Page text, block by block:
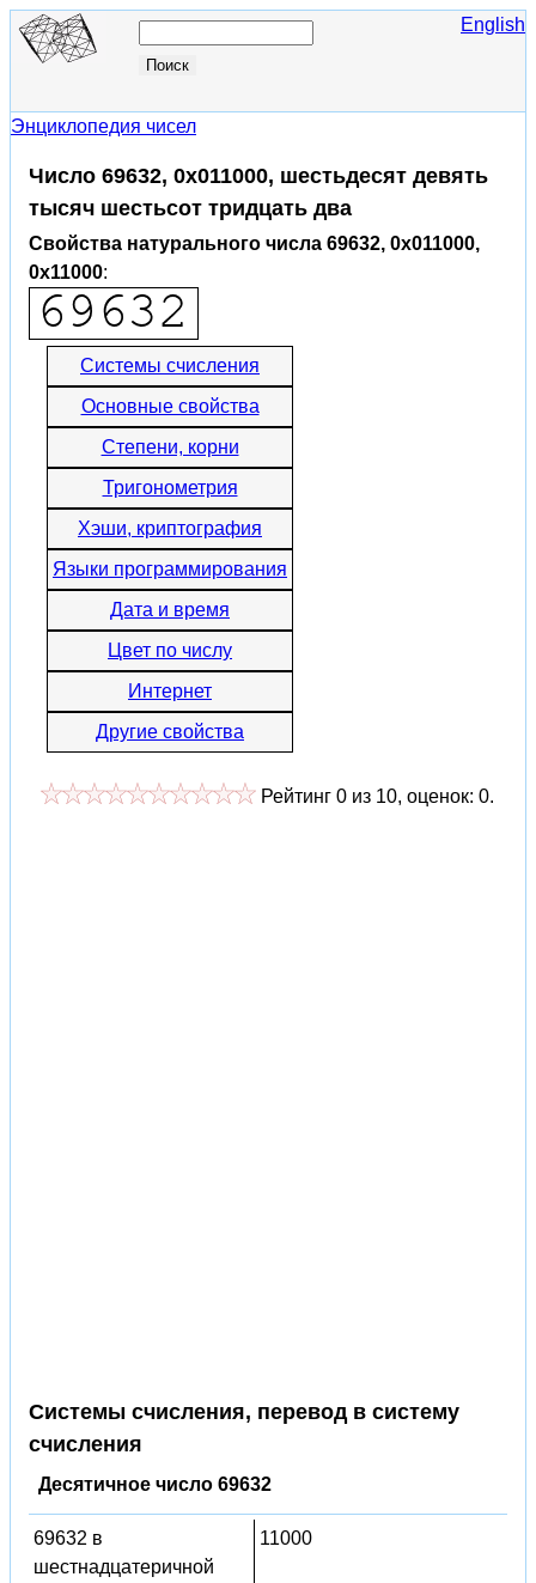
English
Энциклопедия чисел
Число 69632, 0x011000, шестьдесят девять
тысяч шестьсот тридцать два
Свойства натурального числа 69632, 0x011000,
0x11000:
Системы счисления
Основные свойства
Степени, корни
Тригонометрия
Хэши, криптография
Языки программирования
Дата и время
Цвет по числу
Интернет
Другие свойства
Рейтинг 0 из 10, оценок: 0.
Системы счисления, перевод в систему
счисления
Десятичное число 69632
69632 в
шестнадцатеричной
11000